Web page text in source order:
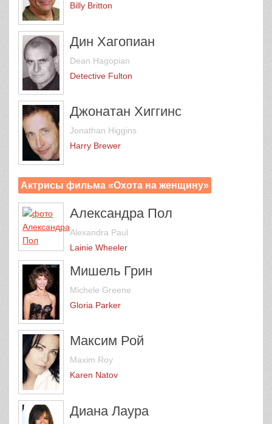
Billy Britton
Дин Хагопиан
Dean Hagopian
Detective Fulton
Джонатан Хиггинс
Jonathan Higgins
Harry Brewer
Актрисы фильма «Охота на женщину»
Александра Пол
Alexandra Paul
Lainie Wheeler
Мишель Грин
Michele Greene
Gloria Parker
Максим Рой
Maxim Roy
Karen Natov
Диана Лаура